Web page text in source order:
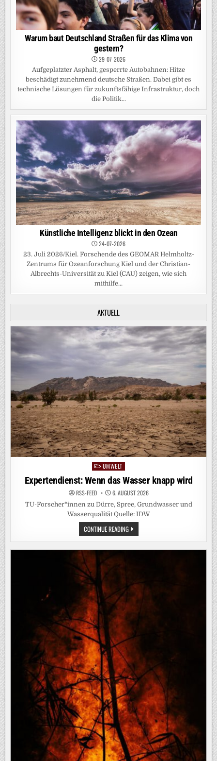
Warum baut Deutschland Straßen für das Klima von
gestern?
29-07-2026
Aufgeplatzter Asphalt, gesperrte Autobahnen: Hitze
beschädigt zunehmend deutsche Straßen. Dabei gibt es
technische Lösungen für zukunftsfähige Infrastruktur, doch
die Politik...
Künstliche Intelligenz blickt in den Ozean
24-07-2026
23. Juli 2026/Kiel. Forschende des GEOMAR Helmholtz-
Zentrums für Ozeanforschung Kiel und der Christian-
Albrechts-Universität zu Kiel (CAU) zeigen, wie sich
mithilfe...
AKTUELL
Posted
in
UMWELT
Expertendienst: Wenn das Wasser knapp wird
RSS-FEED 6. AUGUST 2026
TU-Forscher*innen zu Dürre, Spree, Grundwasser und
Wasserqualität Quelle: IDW
CONTINUE READINGEXPERTENDIENST:
WENN
DAS